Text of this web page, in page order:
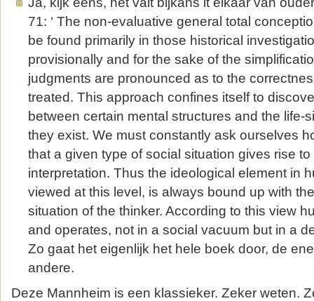
71: ‘ The non-evaluative general total
be found primarily in those historical
provisionally and for the sake of the
judgments are pronounced as to the
treated. This approach confines itself to
between certain mental structures and the life-
they exist. We must constantly ask ourselves
that a given type of social situation gives rise
interpretation. Thus the ideological element in
viewed at this level, is always bound up with
situation of the thinker. According to this view
and operates, not in a social vacuum but in a
Zo gaat het eigenlijk het hele boek door, de ene
andere.
Deze Mannheim is een klassieker. Zeker weten.